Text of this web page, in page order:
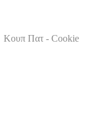
Κουπ Πατ - Cookie